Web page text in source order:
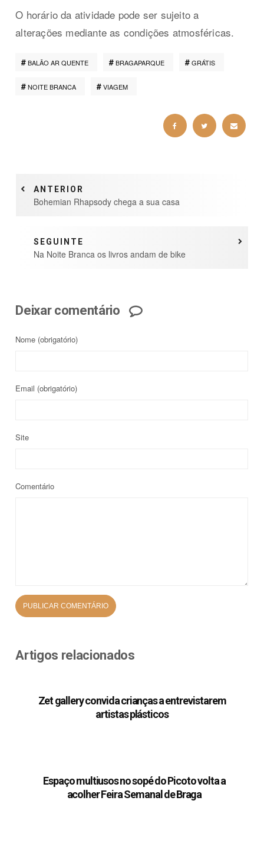
O horário da atividade pode ser sujeito a
alterações mediante as condições atmosféricas.
BALÃO AR QUENTE BRAGAPARQUE GRÁTIS
NOITE BRANCA VIAGEM
ANTERIOR
Bohemian Rhapsody chega a sua casa
SEGUINTE
Na Noite Branca os livros andam de bike
Deixar comentário
Nome (obrigatório)
Email (obrigatório)
Site
Comentário
Artigos relacionados
Zet gallery convida crianças a entrevistarem
artistas plásticos
Espaço multiusos no sopé do Picoto volta a
acolher Feira Semanal de Braga